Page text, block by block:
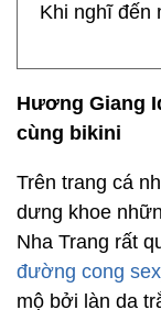
Khi nghĩ đến
Hương Giang
cùng bikini
Trên trang cá
dưng khoe
Nha Trang rất
đường cong
mộ bởi làn da